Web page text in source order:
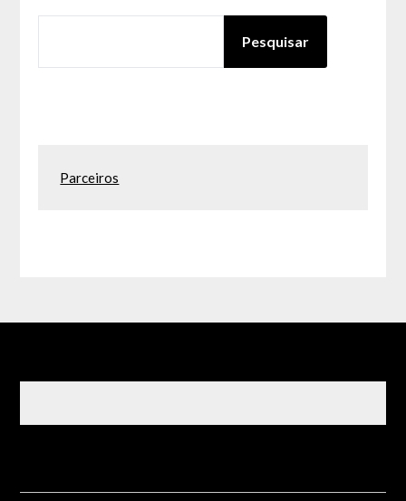
Pesquisar
Parceiros